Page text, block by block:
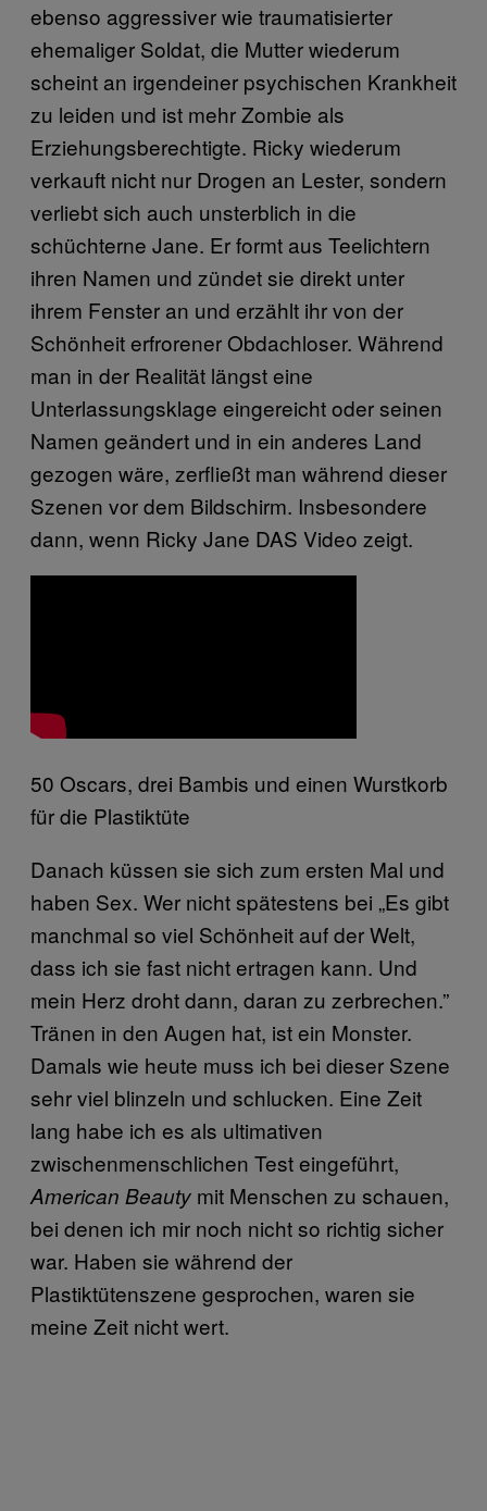
ebenso aggressiver wie traumatisierter
ehemaliger Soldat, die Mutter wiederum
scheint an irgendeiner psychischen Krankheit
zu leiden und ist mehr Zombie als
Erziehungsberechtigte. Ricky wiederum
verkauft nicht nur Drogen an Lester, sondern
verliebt sich auch unsterblich in die
schüchterne Jane. Er formt aus Teelichtern
ihren Namen und zündet sie direkt unter
ihrem Fenster an und erzählt ihr von der
Schönheit erfrorener Obdachloser. Während
man in der Realität längst eine
Unterlassungsklage eingereicht oder seinen
Namen geändert und in ein anderes Land
gezogen wäre, zerfließt man während dieser
Szenen vor dem Bildschirm. Insbesondere
dann, wenn Ricky Jane DAS Video zeigt.
50 Oscars, drei Bambis und einen Wurstkorb
für die Plastiktüte
Danach küssen sie sich zum ersten Mal und
haben Sex. Wer nicht spätestens bei „Es gibt
manchmal so viel Schönheit auf der Welt,
dass ich sie fast nicht ertragen kann. Und
mein Herz droht dann, daran zu zerbrechen.”
Tränen in den Augen hat, ist ein Monster.
Damals wie heute muss ich bei dieser Szene
sehr viel blinzeln und schlucken. Eine Zeit
lang habe ich es als ultimativen
zwischenmenschlichen Test eingeführt,
American Beauty mit Menschen zu schauen,
bei denen ich mir noch nicht so richtig sicher
war. Haben sie während der
Plastiktütenszene gesprochen, waren sie
meine Zeit nicht wert.